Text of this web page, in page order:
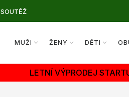
SOUTĚŽ
MUŽI ŽENY DĚTI
LETNÍ VÝPRODEJ